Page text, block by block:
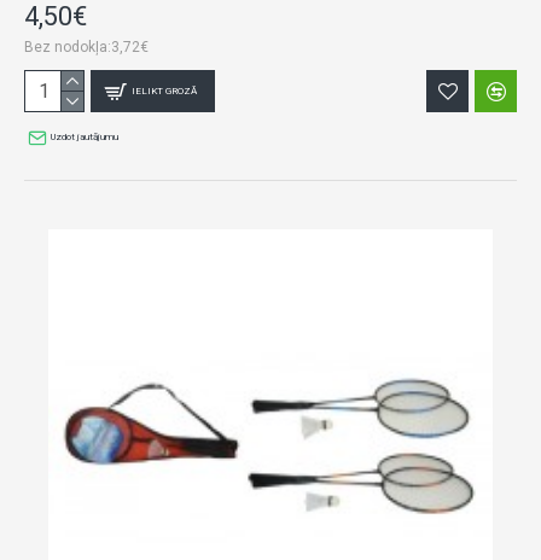
4,50€
Bez nodokļa:3,72€
IELIKT GROZĀ
Uzdot jautājumu